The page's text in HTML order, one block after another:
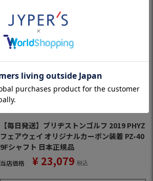
規品)
番手別の飛距離性能と打感を追及したフェアウ
ェイウッド！
定価 オープン価格 のところ
当店価格 ¥23,223
在庫切れ
【毎日発送】ブリヂストンゴルフ 2019 PHYZ
フェアウェイ オリジナルカーボン装着 PZ-40
9Fシャフト 日本正規品
当店価格 ¥ 23,079 税込